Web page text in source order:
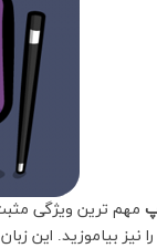
مهم ترین ویژگی
نیز بیاموزید. این